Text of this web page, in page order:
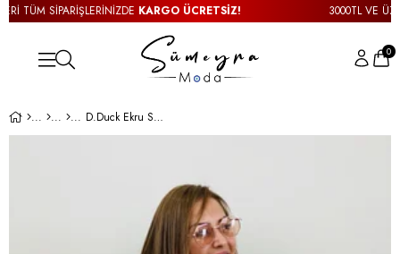
TÜM SİPARİŞLERİNİZDEKARGO ÜCRETSİZ! 3000TL VE
0
D.Duck Ekru Sweat